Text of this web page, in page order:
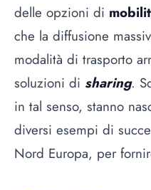
delle opzioni di
che la diffusione
modalità di trasporto
soluzioni di sharing.
in tal senso, stanno
diversi esempi di
Nord Europa, per